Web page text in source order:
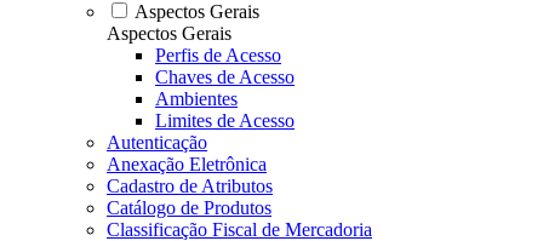
Aspectos Gerais
Aspectos Gerais
Perfis de Acesso
Chaves de Acesso
Ambientes
Limites de Acesso
Autenticação
Anexação Eletrônica
Cadastro de Atributos
Catálogo de Produtos
Classificação Fiscal de Mercadoria